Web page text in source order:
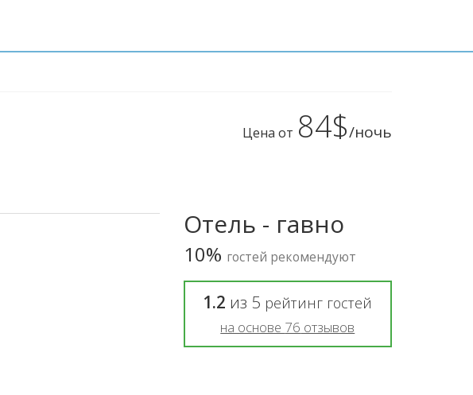
Цена от 84$/ночь
Отель - гавно
10% гостей рекомендуют
1.2 из 5 рейтинг гостей
на основе 76 отзывов